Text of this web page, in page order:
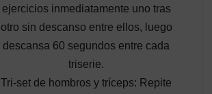
ejercicios inmediatamente uno tras
otro sin descanso entre ellos, luego
descansa 60 segundos entre cada
triserie.
Tri-set de hombros y tríceps: Repite